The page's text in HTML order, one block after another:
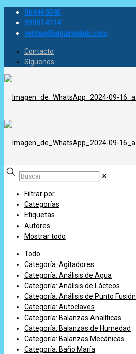
964465046
999014114
ventas@alquimialab.com
Contacto
Síguenos
✕
Filtrar por
Categorías
Etiquetas
Autores
Mostrar todo
Todo
Categoría: Agitadores
Categoría: Análisis de Agua
Categoría: Análisis de Lácteos
Categoría: Análisis de Punto Fusión
Categoría: Autoclaves
Categoría: Balanzas Analíticas
Categoría: Balanzas de Humedad
Categoría: Balanzas Mecánicas
Categoría: Baño María